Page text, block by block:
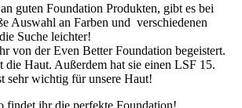
guten Foundation Produkten, gibt es bei
Auswahl an Farben und verschiedenen
Suche leichter!
von der Even Better Foundation begeistert.
die Haut. Außerdem hat sie einen LSF 15.
sehr wichtig für unsere Haut!